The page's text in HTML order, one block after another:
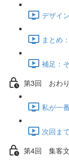
デザイ
まとめ
補足：
第3回 おわ
私が一
次回ま
第4回 集客